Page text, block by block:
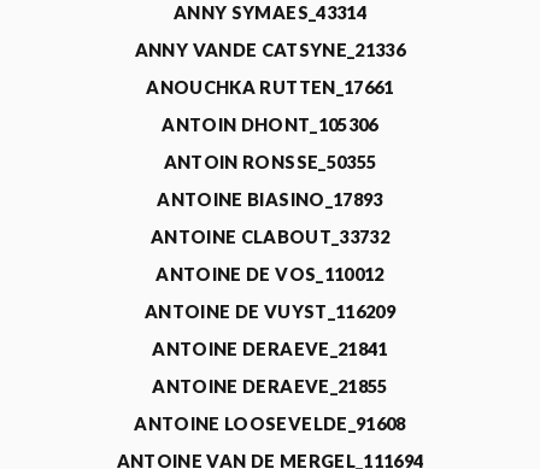
ANNY SYMAES_43314
ANNY VANDE CATSYNE_21336
ANOUCHKA RUTTEN_17661
ANTOIN DHONT_105306
ANTOIN RONSSE_50355
ANTOINE BIASINO_17893
ANTOINE CLABOUT_33732
ANTOINE DE VOS_110012
ANTOINE DE VUYST_116209
ANTOINE DERAEVE_21841
ANTOINE DERAEVE_21855
ANTOINE LOOSEVELDE_91608
ANTOINE VAN DE MERGEL_111694